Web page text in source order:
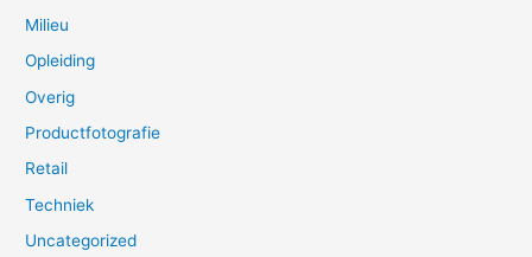
Milieu
Opleiding
Overig
Productfotografie
Retail
Techniek
Uncategorized